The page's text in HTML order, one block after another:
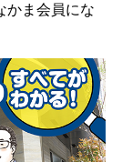
ま会員にな